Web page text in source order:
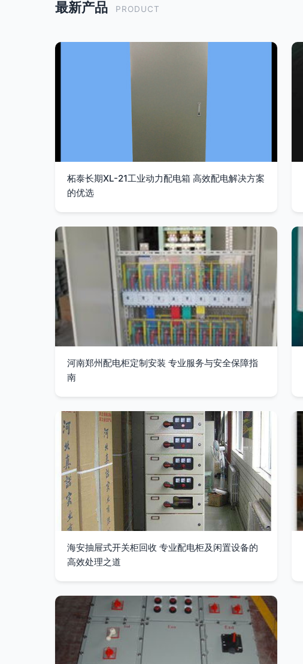
最新产品 PRODUCT
柘泰长期XL-21工业动力配电箱 高效配电解决方案
的优选
河南郑州配电柜定制安装 专业服务与安全保障指
南
海安抽屉式开关柜回收 专业配电柜及闲置设备的
高效处理之道